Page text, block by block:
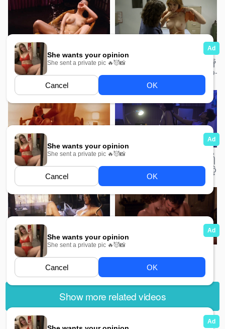
5K
ဘုရင့်မိဖုရားကို ရေနံတူးခွင့်ရ
သွားတဲ့ ပန်းချီဆရာ
ထောင်ထဲမှာ အချောဆုံးဖြစ်နေ
တာကြောင့် ထောင်ပိုင်ကအစ မ-
ဖွ-ယ်မ-ရာ ပြု-ကျ-င့်ခံရတဲ့
ကောင်မလေး
5K
ငှက်ပျောသီး ဆိုဒ်ကြီးတဲ့ ဉ
ယာဉ်မှူးကို စားဖို့ ကြံနေတဲ့
မိထွေး ဖြစ်သူနဲ့ လင်ပါသမီး
ရမ္မ@က်စိတ်ကြောင့် ရည်စားရှိ
ရက်နဲ့ တွေ့ရာလူနဲ့ ဖောက်ပြန်တဲ့
အကိ@တ်မ
4K
အလှတရားနဲ့ ဂုဏ်သိက္ခာတွေ
အပြည့်ရှိတဲ့ အမျိုးသမီးအ
မှောင်ကမ္ဘာထဲကို ကျွံဝင်သွားတဲ့
အခါ
5K
ခြံစောင့်နဲ့ ‌ဖောက်ပြန်တဲ့ မိန်းမ
Show more related videos